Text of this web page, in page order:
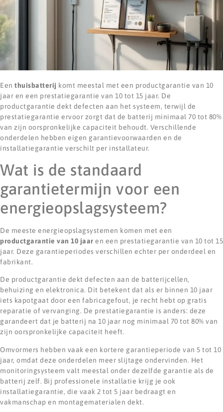
Een thuisbatterij komt meestal met een productgarantie van 10
jaar en een prestatiegarantie van 10 tot 15 jaar. De
productgarantie dekt defecten aan het systeem, terwijl de
prestatiegarantie ervoor zorgt dat de batterij minimaal 70 tot 80%
van zijn oorspronkelijke capaciteit behoudt. Verschillende
onderdelen hebben eigen garantievoorwaarden en de
installatiegarantie verschilt per installateur.
Wat is de standaard
garantietermijn voor een
energieopslagsysteem?
De meeste energieopslagsystemen komen met een
productgarantie van 10 jaar en een prestatiegarantie van 10 tot 15
jaar. Deze garantieperiodes verschillen echter per onderdeel en
fabrikant.
De productgarantie dekt defecten aan de batterijcellen,
behuizing en elektronica. Dit betekent dat als er binnen 10 jaar
iets kapotgaat door een fabricagefout, je recht hebt op gratis
reparatie of vervanging. De prestatiegarantie is anders: deze
garandeert dat je batterij na 10 jaar nog minimaal 70 tot 80% van
zijn oorspronkelijke capaciteit heeft.
Omvormers hebben vaak een kortere garantieperiode van 5 tot 10
jaar, omdat deze onderdelen meer slijtage ondervinden. Het
monitoringsysteem valt meestal onder dezelfde garantie als de
batterij zelf. Bij professionele installatie krijg je ook
installatiegarantie, die vaak 2 tot 5 jaar bedraagt en
vakmanschap en montagematerialen dekt.